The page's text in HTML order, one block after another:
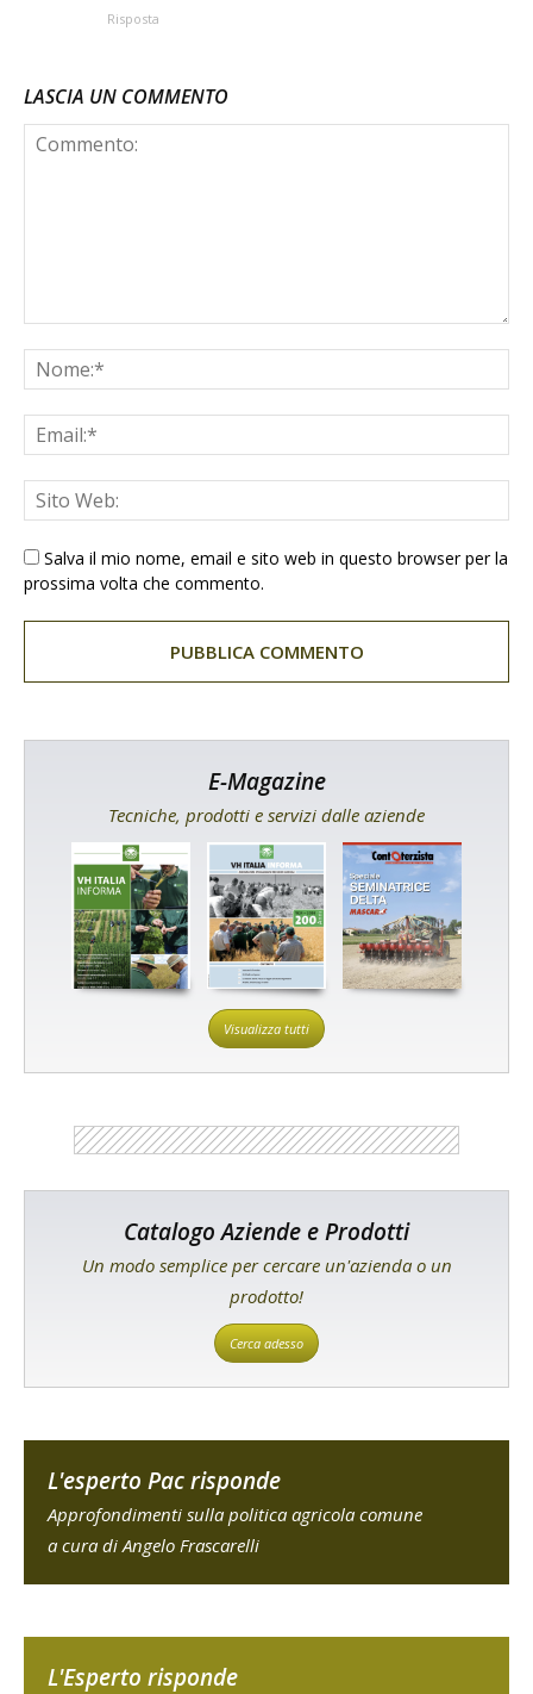
Risposta
LASCIA UN COMMENTO
Salva il mio nome, email e sito web in questo browser per la
prossima volta che commento.
E-Magazine
Tecniche, prodotti e servizi dalle aziende
Visualizza tutti
Catalogo Aziende e Prodotti
Un modo semplice per cercare un'azienda o un
prodotto!
Cerca adesso
L'esperto Pac risponde
Approfondimenti sulla politica agricola comune
a cura di Angelo Frascarelli
L'Esperto risponde